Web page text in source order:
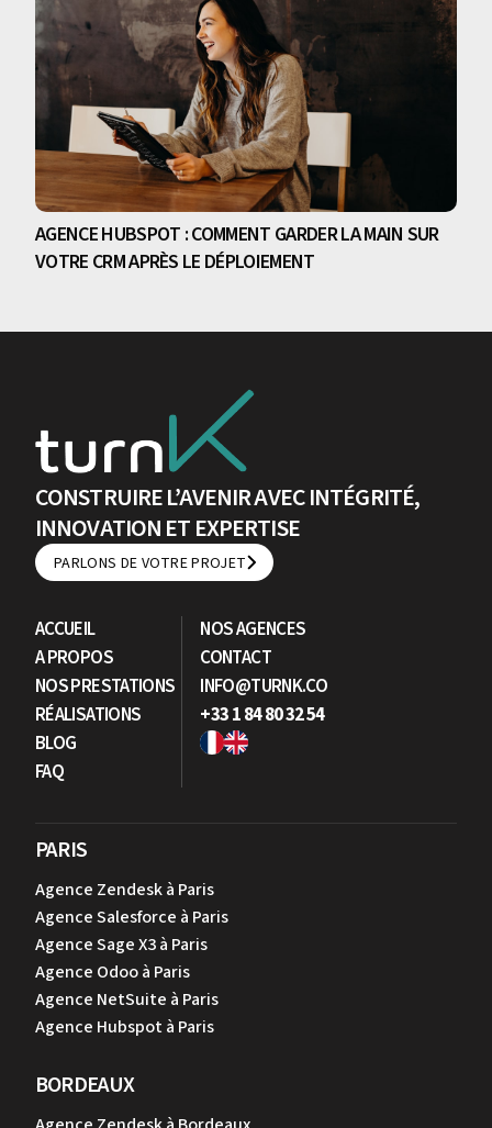
AGENCE HUBSPOT : COMMENT GARDER LA MAIN SUR
VOTRE CRM APRÈS LE DÉPLOIEMENT
CONSTRUIRE L’AVENIR AVEC INTÉGRITÉ,
INNOVATION ET EXPERTISE
PARLONS DE VOTRE PROJET
PARLONS DE VOTRE PROJET
ACCUEIL
A PROPOS
NOS PRESTATIONS
RÉALISATIONS
BLOG
FAQ
NOS AGENCES
CONTACT
INFO@TURNK.CO
+33 1 84 80 32 54
PARIS
Agence Zendesk à Paris
Agence Salesforce à Paris
Agence Sage X3 à Paris
Agence Odoo à Paris
Agence NetSuite à Paris
Agence Hubspot à Paris
BORDEAUX